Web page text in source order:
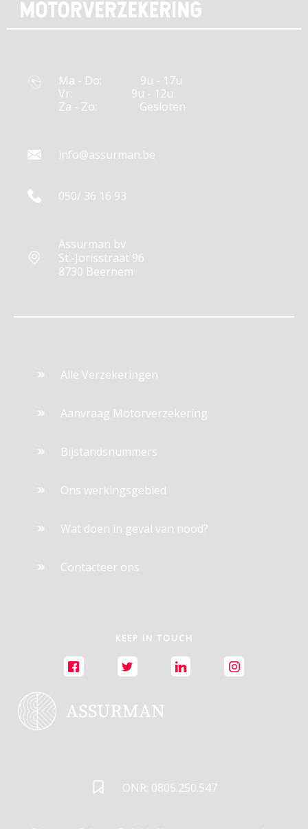
Alle Verzekeringen
Aanvraag Motorverzekering
Bijstandsnummers
Ons werkingsgebied
Wat doen in geval van nood?
Contacteer ons
Ma - Do:
9u - 17u
Vr:
9u - 12u
Za - Zo:
Gesloten
info@assurman.be
050/ 36 16 93
Assurman bv
St.-Jorisstraat 96
8730 Beernem
ONR: 0805.250.547
KEEP IN TOUCH